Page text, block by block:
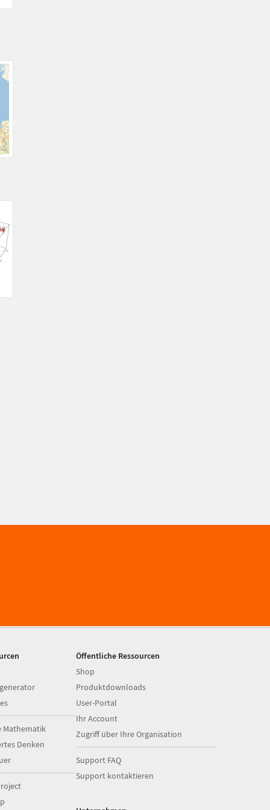
Mathematik
Denken
Öffentliche Ressourcen
Shop
Produktdownloads
User-Portal
Ihr Account
Zugriff über Ihre Organisation
Support FAQ
Support kontaktieren